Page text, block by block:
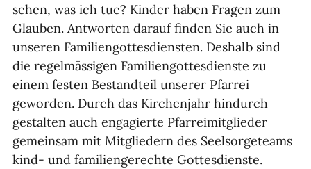
sehen, was ich tue? Kinder haben Fragen zum
Glauben. Antworten darauf finden Sie auch in
unseren Familiengottesdiensten. Deshalb sind
die regelmässigen Familiengottesdienste zu
einem festen Bestandteil unserer Pfarrei
geworden. Durch das Kirchenjahr hindurch
gestalten auch engagierte Pfarreimitglieder
gemeinsam mit Mitgliedern des Seelsorgeteams
kind- und familiengerechte Gottesdienste.